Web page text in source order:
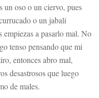
un oso o un ciervo, pues
o un jabalí
empiezas a pasarlo mal. No
tenso pensando que mi
entonces abro mal,
desastrosos que luego
de males.